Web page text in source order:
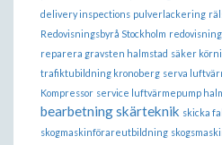
delivery inspections pulverlackering
Redovisningsbyrå Stockholm
reparera gravsten halmstad säker
trafiktubildning kronoberg serva
Kompressor service luftvärmepump
bearbetningskärteknik skicka
skogmaskinförareutbildning